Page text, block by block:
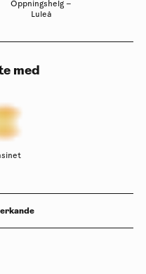
Öppningshelg –
Luleå
med